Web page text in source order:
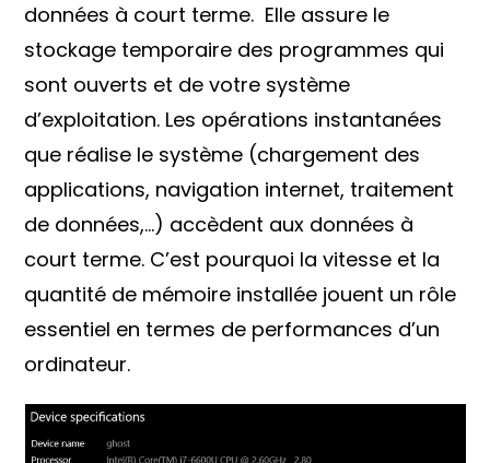
données à court terme. Elle assure le
stockage temporaire des programmes qui
sont ouverts et de votre système
d’exploitation. Les opérations instantanées
que réalise le système (chargement des
applications, navigation internet, traitement
de données,…) accèdent aux données à
court terme. C’est pourquoi la vitesse et la
quantité de mémoire installée jouent un rôle
essentiel en termes de performances d’un
ordinateur.